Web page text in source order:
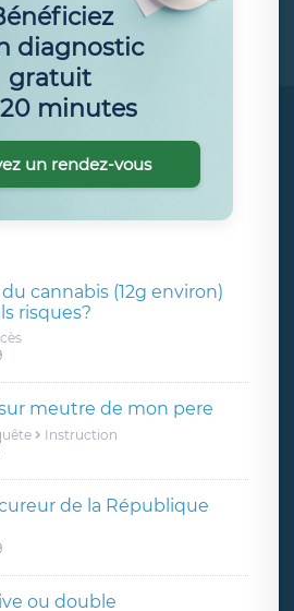
cannabis (12g environ)
risques?
meutre de mon pere
Instruction
de la République
ou double
diagnostic
gratuit
minutes
un rendez-vous